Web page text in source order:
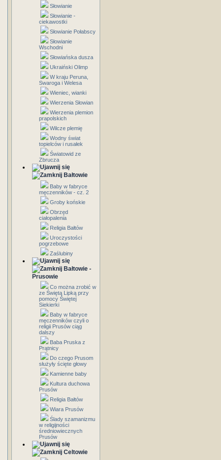
Słowianie
Słowianie -
ciekawostki
Słowianie Połabscy
Słowianie
Wschodni
Słowiańska dusza
Ukraiński Olimp
W kraju Peruna,
Swaroga i Welesa
Wieniec, wianki
Wierzenia Słowian
Wierzenia plemion
prapolskich
Wilcze plemię
Wodny świat
topielców i rusałek
Światowid ze
Zbrucza
Bałtowie
Baby w fabryce
męczenników - cz. 2
Groby końskie
Obrzęd
ciałopalenia
Religia Bałtów
Uroczystości
pogrzebowe
Zaślubiny
Bałtowie -
Prusowie
Co można zrobić w
ze Świętą Lipką przy
pomocy Świętej
Siekierki
Baby w fabryce
męczenników czyli o
religii Prusów ciąg
dalszy
Baba Pruska z
Prątnicy
Do czego Prusom
służyły ścięte głowy
Kamienne baby
Kultura duchowa
Prusów
Religia Bałtów
Wiara Prusów
Ślady szamanizmu
w religijności
średniowiecznych
Prusów
Celtowie